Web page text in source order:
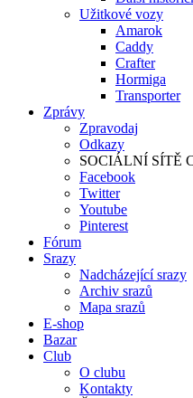
Užitkové vozy
Amarok
Caddy
Crafter
Hormiga
Transporter
Zprávy
Zpravodaj
Odkazy
SOCIÁLNÍ SÍTĚ
Facebook
Twitter
Youtube
Pinterest
Fórum
Srazy
Nadcházející srazy
Archiv srazů
Mapa srazů
E-shop
Bazar
Club
O clubu
Kontakty